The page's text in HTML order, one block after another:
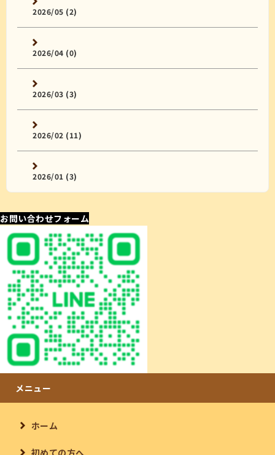
2026/05 (2)
2026/04 (0)
2026/03 (3)
2026/02 (11)
2026/01 (3)
お問い合わせフォーム
ホーム
初めての方へ